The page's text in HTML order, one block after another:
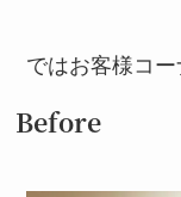
ではお客様コ
Before